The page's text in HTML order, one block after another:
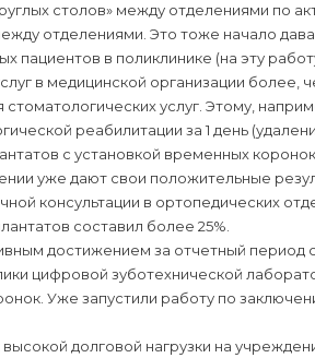
столов» между отделениями по
отделениями. Это тоже начало
пациентов в поликлинике (на эту
в медицинской организации более,
стоматологических услуг. Этому,
реабилитации за 1 день
с установкой временных
уже дают свои положительные
консультации в ортопедических
составил более 25%.
достижением за отчетный период
цифровой зуботехнической
Уже запустили работу по
долговой нагрузки на